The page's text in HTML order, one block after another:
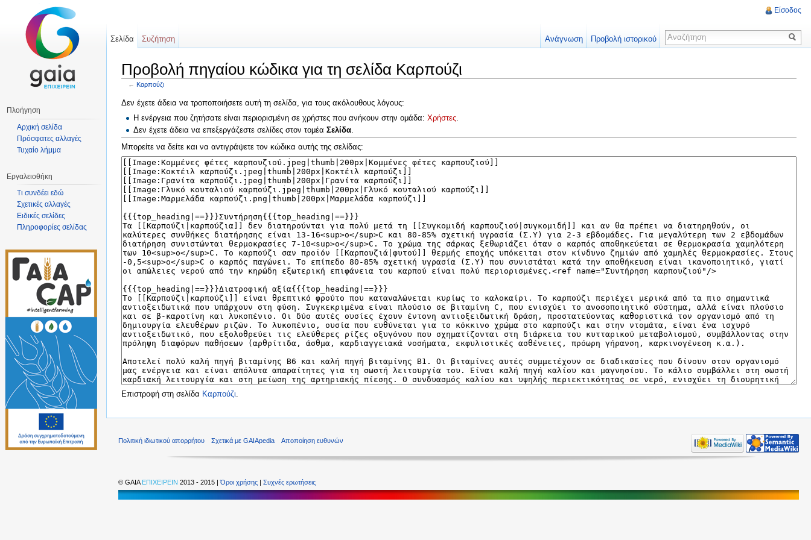
Προβολή πηγαίου κώδικα για τη σελίδα Καρπούζι
← Καρπούζι
Δεν έχετε άδεια να τροποποιήσετε αυτή τη σελίδα, για τους ακόλουθους λόγους:
Η ενέργεια που ζητήσατε είναι περιορισμένη σε χρήστες που ανήκουν στην ομάδα:Χρήστες
Δεν έχετε άδεια να επεξεργάζεστε σελίδες στον τομέαΣελίδα.
Μπορείτε να δείτε και να αντιγράψετε τον κώδικα αυτής της σελίδας:
Επιστροφή στη σελίδα Καρπούζι.
Είσοδος
Σελίδα Συζήτηση Ανάγνωση Προβολή ιστορικού
Πλοήγηση
Αρχική σελίδα
Πρόσφατες αλλαγές
Τυχαίο λήμμα
Εργαλειοθήκη
Τι συνδέει εδώ
Σχετικές αλλαγές
Ειδικές σελίδες
Πληροφορίες σελίδας
Πολιτική ιδιωτικού απορρήτου Σχετικά με GAIApedia Αποποίηση ευθυνών
© GAIA ΕΠΙΧΕΙΡΕΙΝ 2013 - 2015 |Όροι χρήσης | Συχνές ερωτήσεις